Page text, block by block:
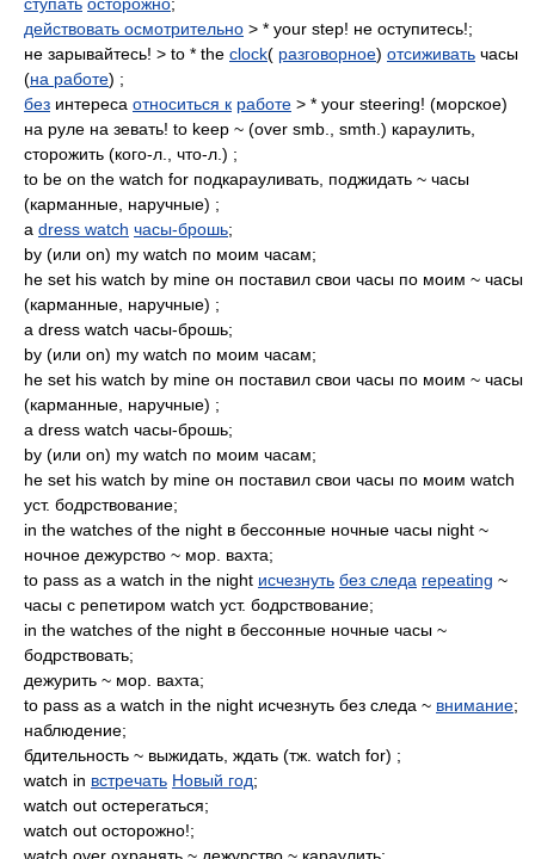
действовать осмотрительно > * your step! не оступитесь!;
не зарывайтесь! > to * the clock( разговорное) отсиживать часы
(на работе) ;
без интереса относиться к работе > * your steering! (морское)
на руле на зевать! to keep ~ (over smb., smth.) караулить,
сторожить (кого-л., что-л.) ;
to be on the watch for подкарауливать, поджидать ~ часы
(карманные, наручные) ;
a dress watch часы-брошь;
by (или on) my watch по моим часам;
he set his watch by mine он поставил свои часы по моим ~ часы
(карманные, наручные) ;
a dress watch часы-брошь;
by (или on) my watch по моим часам;
he set his watch by mine он поставил свои часы по моим ~ часы
(карманные, наручные) ;
a dress watch часы-брошь;
by (или on) my watch по моим часам;
he set his watch by mine он поставил свои часы по моим watch
уст. бодрствование;
in the watches of the night в бессонные ночные часы night ~
ночное дежурство ~ мор. вахта;
to pass as a watch in the night исчезнуть без следа repeating ~
часы с репетиром watch уст. бодрствование;
in the watches of the night в бессонные ночные часы ~
бодрствовать;
дежурить ~ мор. вахта;
to pass as a watch in the night исчезнуть без следа ~ внимание;
наблюдение;
бдительность ~ выжидать, ждать (тж. watch for) ;
watch in встречать Новый год;
watch out остерегаться;
watch out осторожно!;